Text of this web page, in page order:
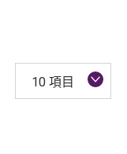
10 項目